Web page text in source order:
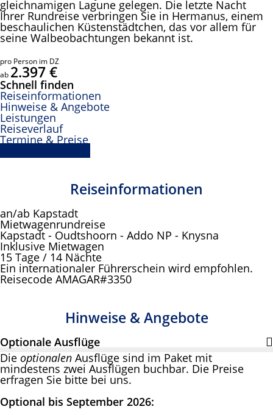
gleichnamigen Lagune gelegen. Die letzte Nacht
Ihrer Rundreise verbringen Sie in Hermanus, einem
beschaulichen Küstenstädtchen, das vor allem für
seine Walbeobachtungen bekannt ist.
pro Person im DZ
ab 2.397 €
Schnell finden
Reiseinformationen
Hinweise & Angebote
Leistungen
Reiseverlauf
Termine & Preise
Reiseinformationen
an/ab Kapstadt
Mietwagenrundreise
Kapstadt - Oudtshoorn - Addo NP - Knysna
Inklusive Mietwagen
15 Tage / 14 Nächte
Ein internationaler Führerschein wird empfohlen.
Reisecode AMAGAR#3350
Hinweise & Angebote
Optionale Ausflüge
Die optionalen Ausflüge sind im Paket mit
mindestens zwei Ausflügen buchbar. Die Preise
erfragen Sie bitte bei uns.
Optional bis September 2026: